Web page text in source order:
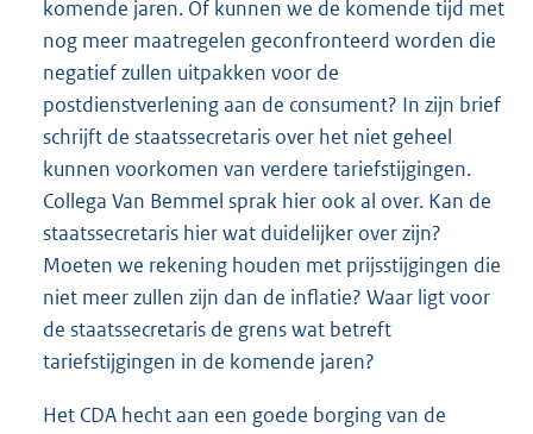
komende jaren. Of kunnen we de komende tijd met
nog meer maatregelen geconfronteerd worden die
negatief zullen uitpakken voor de
postdienstverlening aan de consument? In zijn brief
schrijft de staatssecretaris over het niet geheel
kunnen voorkomen van verdere tariefstijgingen.
Collega Van Bemmel sprak hier ook al over. Kan de
staatssecretaris hier wat duidelijker over zijn?
Moeten we rekening houden met prijsstijgingen die
niet meer zullen zijn dan de inflatie? Waar ligt voor
de staatssecretaris de grens wat betreft
tariefstijgingen in de komende jaren?
Het CDA hecht aan een goede borging van de